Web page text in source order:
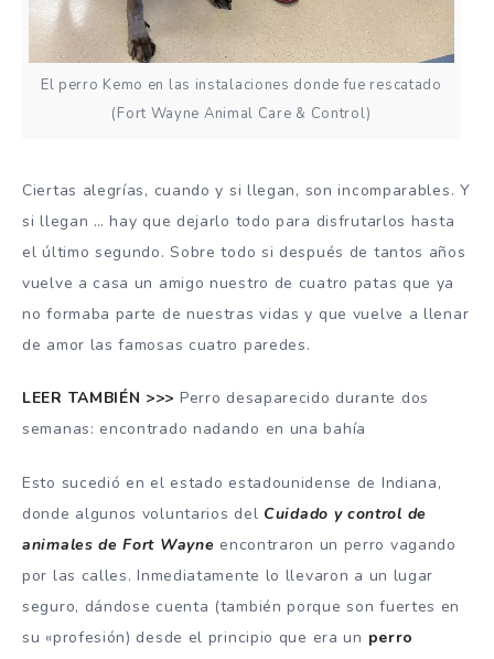
El perro Kemo en las instalaciones donde fue rescatado
(Fort Wayne Animal Care & Control)
Ciertas alegrías, cuando y si llegan, son incomparables. Y
si llegan … hay que dejarlo todo para disfrutarlos hasta
el último segundo. Sobre todo si después de tantos años
vuelve a casa un amigo nuestro de cuatro patas que ya
no formaba parte de nuestras vidas y que vuelve a llenar
de amor las famosas cuatro paredes.
LEER TAMBIÉN >>> Perro desaparecido durante dos
semanas: encontrado nadando en una bahía
Esto sucedió en el estado estadounidense de Indiana,
donde algunos voluntarios del Cuidado y control de
animales de Fort Wayne encontraron un perro vagando
por las calles. Inmediatamente lo llevaron a un lugar
seguro, dándose cuenta (también porque son fuertes en
su «profesión) desde el principio que era un perro